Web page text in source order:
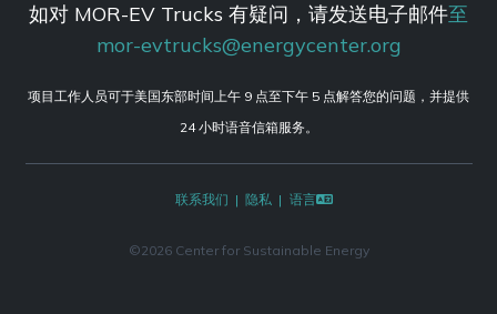
如对 MOR-EV Trucks 有疑问，请发送电子邮件至
mor-evtrucks@energycenter.org
项目工作人员可于美国东部时间上午 9 点至下午 5 点解答您的问题，并提供
24 小时语音信箱服务。
联系我们 隐私 语言
©2026 Center for Sustainable Energy